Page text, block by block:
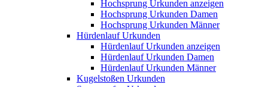
Hochsprung Urkunden anzeigen
Hochsprung Urkunden Damen
Hochsprung Urkunden Männer
Hürdenlauf Urkunden
Hürdenlauf Urkunden anzeigen
Hürdenlauf Urkunden Damen
Hürdenlauf Urkunden Männer
Kugelstoßen Urkunden